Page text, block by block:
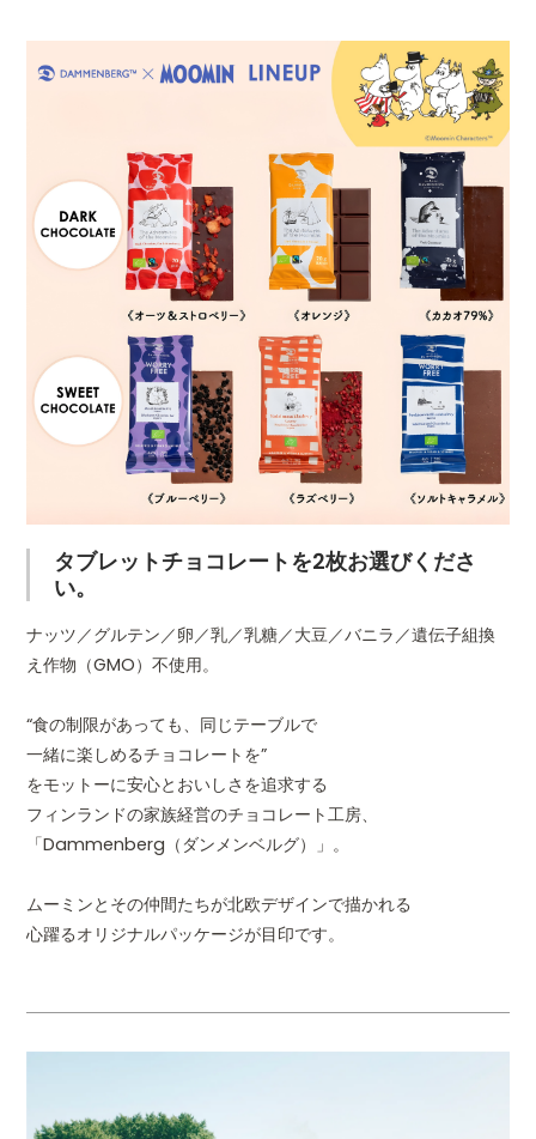
タブレットチョコレートを2枚お選びくださ
い。
ナッツ／グルテン／卵／乳／乳糖／大豆／バニラ／遺伝子組換
え作物（GMO）不使用。
“食の制限があっても、同じテーブルで
一緒に楽しめるチョコレートを”
をモットーに安心とおいしさを追求する
フィンランドの家族経営のチョコレート工房、
「Dammenberg（ダンメンベルグ）」。
ムーミンとその仲間たちが北欧デザインで描かれる
心躍るオリジナルパッケージが目印です。